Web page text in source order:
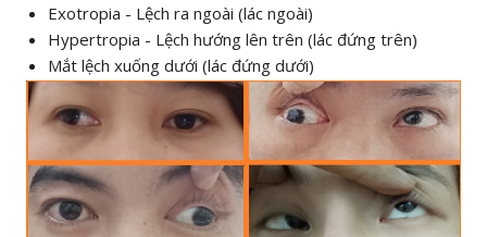
Exotropia - Lệch ra ngoài (lác ngoài)
Hypertropia - Lệch hướng lên trên (lác đứng trên)
Mắt lệch xuống dưới (lác đứng dưới)